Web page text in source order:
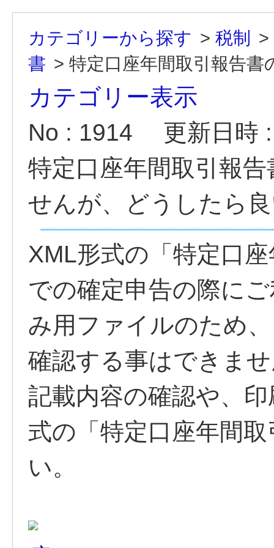
カテゴリーから探す > 税制
>
書 > 特定口座年間取引報告書
カテゴリー表示
No : 1914
更新日時
特定口座年間取引報
せんが、どうしたら
XML形式の「特定口
での確定申告の際に
み用ファイルのため
確認する事はできま
記載内容の確認や、
式の「特定口座年間
い。